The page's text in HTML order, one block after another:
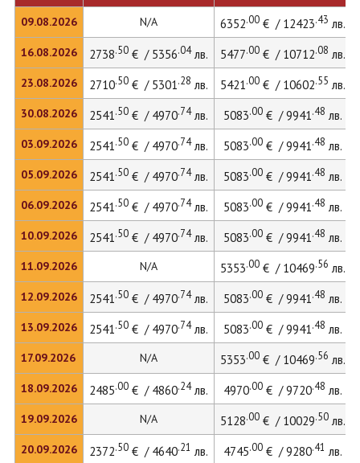
09.08.2026
16.08.2026
23.08.2026
30.08.2026
03.09.2026
05.09.2026
06.09.2026
10.09.2026
11.09.2026
12.09.2026
13.09.2026
17.09.2026
18.09.2026
19.09.2026
20.09.2026
N/A 6352.00€ / 12423.43 лв.
2738.50€ / 5356.04лв. 5477.00€ / 10712.08 лв.
2710.50€ / 5301.28 лв. 5421.00€ / 10602.55 лв.
2541.50€ / 4970.74лв. 5083.00€ / 9941.48 лв.
2541.50€ / 4970.74лв. 5083.00€ / 9941.48 лв.
2541.50€ / 4970.74лв. 5083.00€ / 9941.48 лв.
2541.50€ / 4970.74лв. 5083.00€ / 9941.48 лв.
2541.50€ / 4970.74лв. 5083.00€ / 9941.48 лв.
N/A 5353.00€ / 10469.56 лв.
2541.50€ / 4970.74лв. 5083.00€ / 9941.48 лв.
2541.50€ / 4970.74лв. 5083.00€ / 9941.48 лв.
N/A 5353.00€ / 10469.56 лв.
2485.00€ / 4860.24лв. 4970.00€ / 9720.48 лв.
N/A 5128.00€ / 10029.50лв.
2372.50€ / 4640.21 лв. 4745.00€ / 9280.41 лв.